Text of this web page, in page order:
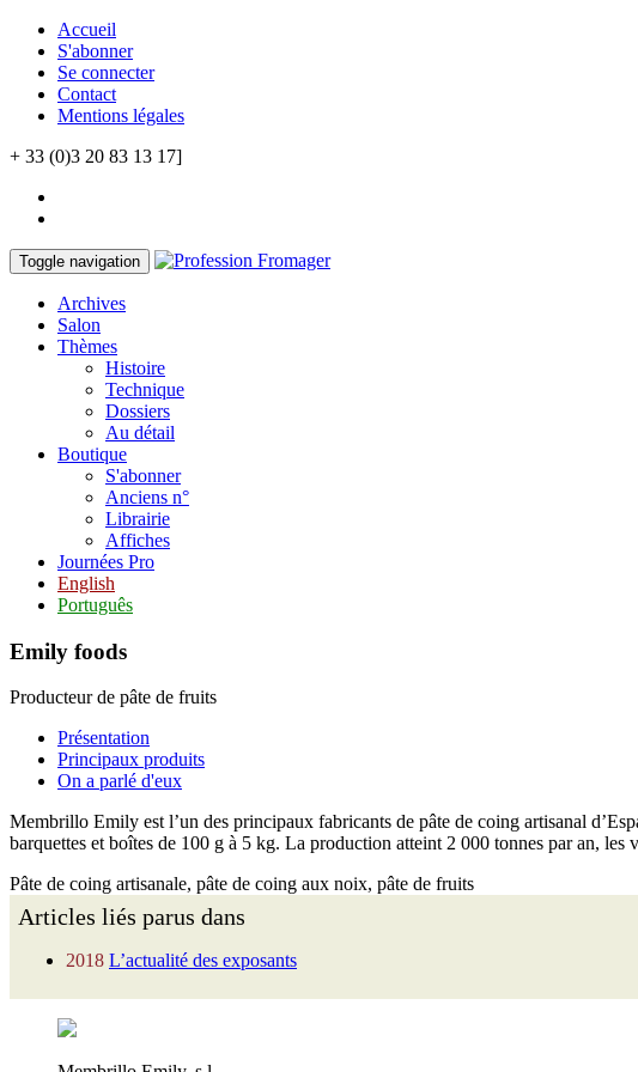
Accueil
S'abonner
Se connecter
Contact
Mentions légales
+ 33 (0)3 20 83 13 17]
Toggle navigation
Archives
Salon
Thèmes
Histoire
Technique
Dossiers
Au détail
Boutique
S'abonner
Anciens n°
Librairie
Affiches
Journées Pro
English
Português
Emily foods
Producteur de pâte de fruits
Présentation
Principaux produits
On a parlé d'eux
Membrillo Emily est l’un des principaux fabricants de pâte de coing artisanal
barquettes et boîtes de 100 g à 5 kg. La production atteint 2 000 tonnes par an, les
Pâte de coing artisanale, pâte de coing aux noix, pâte de fruits
Articles liés parus dans
2018 L’actualité des exposants